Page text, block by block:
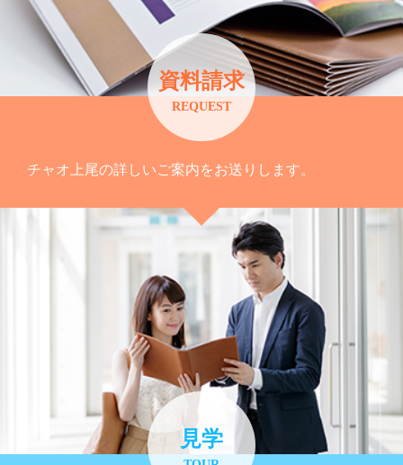
資料請求
REQUEST
チャオ上尾の詳しいご案内をお送りします。
見学